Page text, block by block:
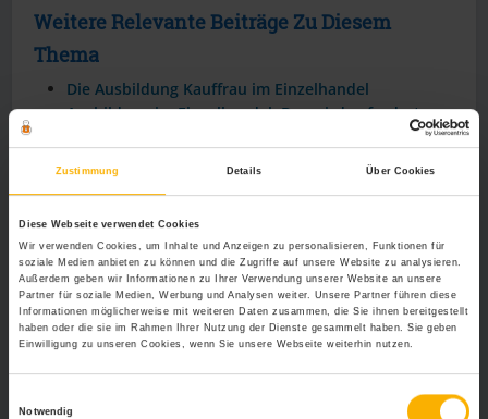
Zustimmung Details Über Cookies
Diese Webseite verwendet Cookies
Wir verwenden Cookies, um Inhalte und Anzeigen zu personalisieren, Funktionen für
soziale Medien anbieten zu können und die Zugriffe auf unsere Website zu analysieren.
Außerdem geben wir Informationen zu Ihrer Verwendung unserer Website an unsere
Partner für soziale Medien, Werbung und Analysen weiter. Unsere Partner führen diese
Informationen möglicherweise mit weiteren Daten zusammen, die Sie ihnen bereitgestellt
haben oder die sie im Rahmen Ihrer Nutzung der Dienste gesammelt haben. Sie geben
Einwilligung zu unseren Cookies, wenn Sie unsere Webseite weiterhin nutzen.
Notwendig
Weitere Relevante Beiträge Zu Diesem
Thema
Die Ausbildung Kauffrau im Einzelhandel
Ausbildung im Einzelhandel: Das wird gefordert
Einzelhandelskauffrau
Einzelhandelskaufmann
Verkäufer
Verkäuferin